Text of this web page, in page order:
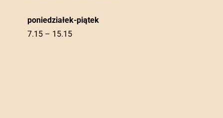
poniedziałek-piątek
7.15 – 15.15